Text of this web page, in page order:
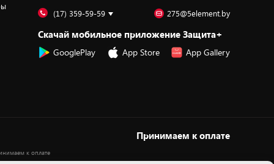
(17) 359-59-59 275@5element.by
Скачай мобильное приложение Защита+
GooglePlay App Store App Gallery
Принимаем к оплате